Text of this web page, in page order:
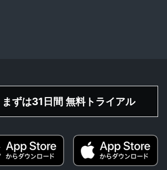
まずは31日間 無料トライアル